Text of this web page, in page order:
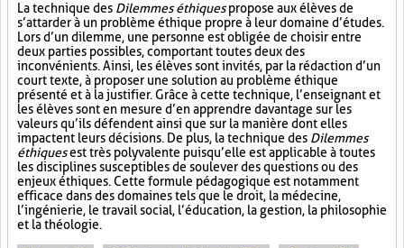
La technique des Dilemmes éthiquespropose aux élèves de
s’attarder à un problème éthique propre à leur domaine d’études.
Lors d’un dilemme, une personne est obligée de choisir entre
deux parties possibles, comportant toutes deux des
inconvénients. Ainsi, les élèves sont invités, par la rédaction d’un
court texte, à proposer une solution au problème éthique
présenté et à la justifier. Grâce à cette technique, l’enseignant et
les élèves sont en mesure d’en apprendre davantage sur les
valeurs qu’ils défendent ainsi que sur la manière dont elles
impactent leurs décisions. De plus, la technique des Dilemmes
éthiquesest très polyvalente puisqu’elle est applicable à toutes
les disciplines susceptibles de soulever des questions ou des
enjeux éthiques. Cette formule pédagogique est notamment
efficace dans des domaines tels que le droit, la médecine,
l’ingénierie, le travail social, l’éducation, la gestion, la philosophie
et la théologie.